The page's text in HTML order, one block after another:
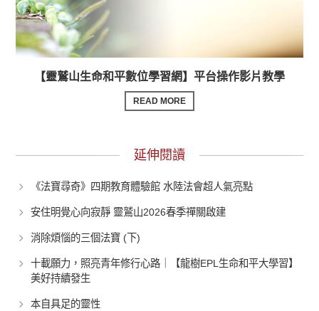
【靈鷲山生命和平數位學習網】平台操作影片教學
READ MORE
延伸閱讀
《法寶尋奇》四期教育體驗館 水陸法會超人氣亮點
安住明覺心向寂靜 靈鷲山2026春季禪關啟建
消除煩惱的三個法寶 (下)
十載願力，照亮青年修行心路｜【龍樹EPL生命和平大學習】
美好持續發生
本自具足的靈性